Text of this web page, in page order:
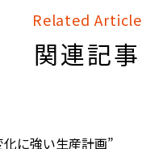
Related Article
関連記事
に強い生産計画”